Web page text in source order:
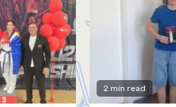
2 min read